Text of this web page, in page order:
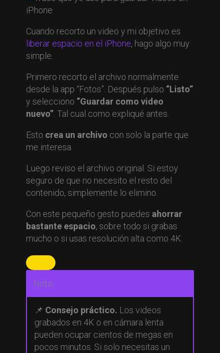
Cuando recorto un video y mi objetivo es
liberar espacio en el iPhone, hago algo muy
simple.
Primero recorto el archivo normalmente
desde la app “Fotos”. Después pulso “Listo”
y selecciono “Guardar como video
nuevo”. Tal cual como expliqué antes.
Esto crea un archivo con solo la parte que
me interesa.
Luego reviso el archivo original. Si estoy
seguro de que no necesito el resto del
contenido, simplemente lo elimino.
Con este pequeño gesto puedes ahorrar
bastante espacio, sobre todo si grabas
mucho o si usas resolución alta como 4K.
Nota
📌 Consejo práctico. Los videos
grabados en 4K o en cámara lenta
pueden ocupar cientos de megas en
pocos minutos. Si solo necesitas un